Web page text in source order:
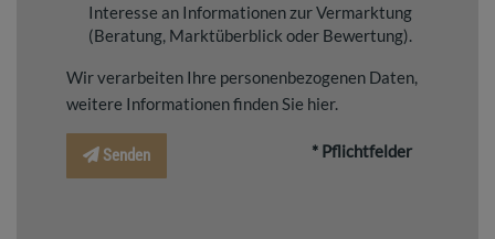
Interesse an Informationen zur Vermarktung
(Beratung, Marktüberblick oder Bewertung).
Wir verarbeiten Ihre personenbezogenen Daten,
weitere Informationen finden Sie hier.
Senden * Pflichtfelder